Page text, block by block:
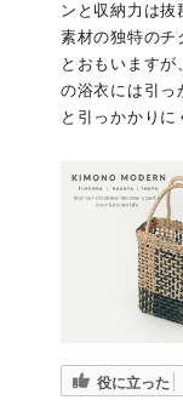
ンと収納力は抜
素材の独特のチ
とおもいます
の浴衣には引っ
と引っかかりに
役に立った